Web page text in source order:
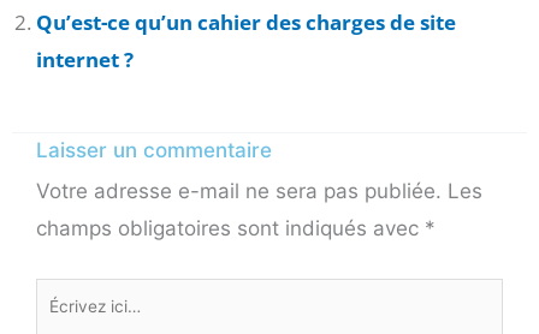
Qu’est-ce qu’un cahier des charges de site
internet ?
Laisser un commentaire
Votre adresse e-mail ne sera pas publiée. Les
champs obligatoires sont indiqués avec *
Écrivez